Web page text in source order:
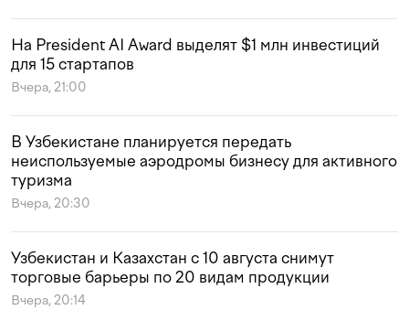
На President AI Award выделят $1 млн инвестиций
для 15 стартапов
Вчера, 21:00
В Узбекистане планируется передать
неиспользуемые аэродромы бизнесу для активного
туризма
Вчера, 20:30
Узбекистан и Казахстан с 10 августа снимут
торговые барьеры по 20 видам продукции
Вчера, 20:14